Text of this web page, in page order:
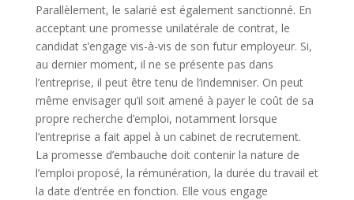
Parallèlement, le salarié est également sanctionné. En
acceptant une promesse unilatérale de contrat, le
candidat s’engage vis-à-vis de son futur employeur. Si,
au dernier moment, il ne se présente pas dans
l’entreprise, il peut être tenu de l’indemniser. On peut
même envisager qu’il soit amené à payer le coût de sa
propre recherche d’emploi, notamment lorsque
l’entreprise a fait appel à un cabinet de recrutement.
La promesse d’embauche doit contenir la nature de
l’emploi proposé, la rémunération, la durée du travail et
la date d’entrée en fonction. Elle vous engage